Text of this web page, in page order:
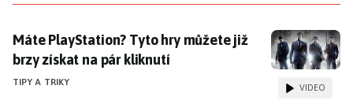
Máte PlayStation? Tyto hry můžete již brzy získat
Máte PlayStation? Tyto hry můžete již
brzy získat na pár kliknutí
TIPY A TRIKY VIDEO